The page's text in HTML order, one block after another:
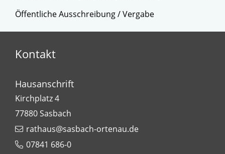
Öffentliche Ausschreibung / Vergabe
Kontakt
Hausanschrift
Kirchplatz 4
77880Sasbach
rathaus@sasbach-ortenau.de
07841 686-0